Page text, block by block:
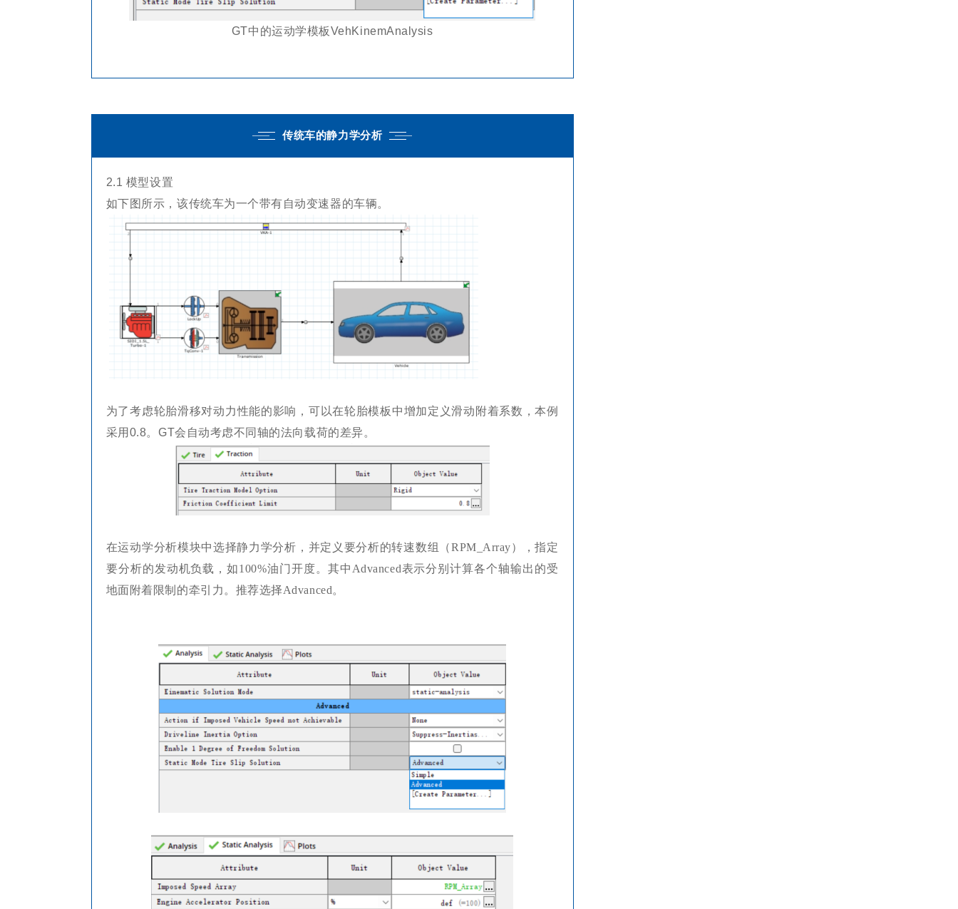
GT中的运动学模板VehKinemAnalysis
传统车的静力学分析
2.1 模型设置
如下图所示，该传统车为一个带有自动变速器的车辆。
为了考虑轮胎滑移对动力性能的影响，可以在轮胎模板中增加定义滑动附着系数，本例
采用0.8。GT会自动考虑不同轴的法向载荷的差异。
在运动学分析模块中选择静力学分析，并定义要分析的转速数组（RPM_Array）
，指定
要分析的发动机负载，如100%油门开度。其中Advanced表示分别计算各个轴输出的受
地面附着限制的牵引力。推荐选择Advanced。